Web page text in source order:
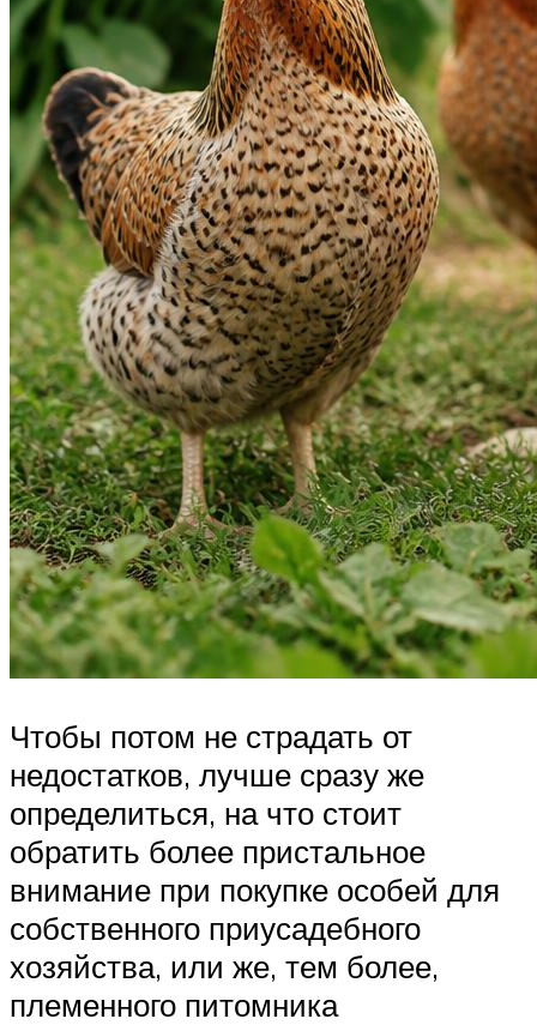
Чтобы потом не страдать от
недостатков, лучше сразу же
определиться, на что стоит
обратить более пристальное
внимание при покупке особей для
собственного приусадебного
хозяйства, или же, тем более,
племенного питомника